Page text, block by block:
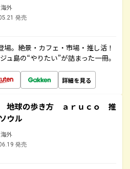
外
発売
。絶景・カフェ・市場・推し活！
島の“やりたい”が詰まった一冊。
詳細を見る
地球の歩き方 ａｒｕｃｏ 推
ウル
外
発売